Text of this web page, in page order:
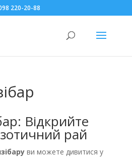
220-20-88
Відкрийте
рай
ви можете дивитися у